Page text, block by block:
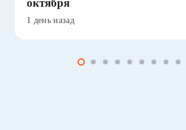
октября
1 день назад